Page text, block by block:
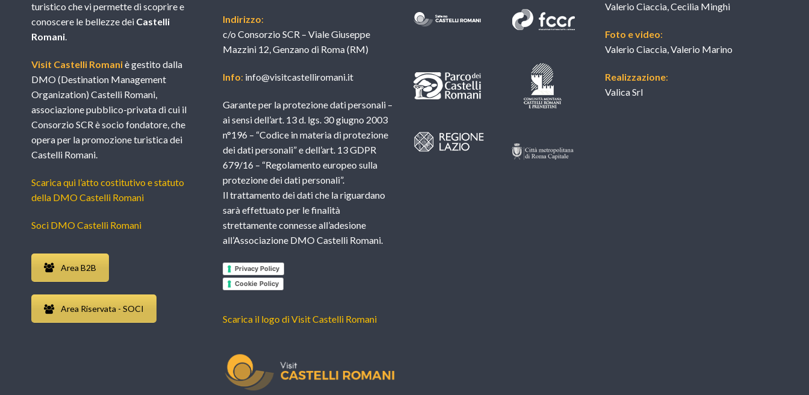
turistico che vi permette di scoprire e
conoscere le bellezze dei Castelli
Romani.
Visit Castelli Romaniè gestito dalla
DMO (Destination Management
Organization) Castelli Romani,
associazione pubblico-privata di cui il
Consorzio SCR è socio fondatore, che
opera per la promozione turistica dei
Castelli Romani.
Scarica qui l’atto costitutivo e statuto
della DMO Castelli Romani
Soci DMO Castelli Romani
Area B2B
Area Riservata - SOCI
Indirizzo:
c/o Consorzio SCR – Viale Giuseppe
Mazzini 12, Genzano di Roma (RM)
Info: info@visitcastelliromani.it
Garante per la protezione dati personali –
ai sensi dell’art. 13 d. lgs. 30 giugno 2003
n°196 – “Codice in materia di protezione
dei dati personali” e dell’art. 13 GDPR
679/16 – “Regolamento europeo sulla
protezione dei dati personali”.
Il trattamento dei dati che la riguardano
sarà effettuato per le finalità
strettamente connesse all’adesione
all’Associazione DMO Castelli Romani.
Privacy Policy
Cookie Policy
Scarica il logo di Visit Castelli Romani
Valerio Ciaccia, Cecilia Minghi
Foto e video:
Valerio Ciaccia, Valerio Marino
Realizzazione:
Valica Srl